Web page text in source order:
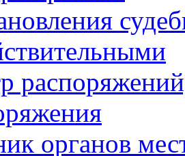
органов